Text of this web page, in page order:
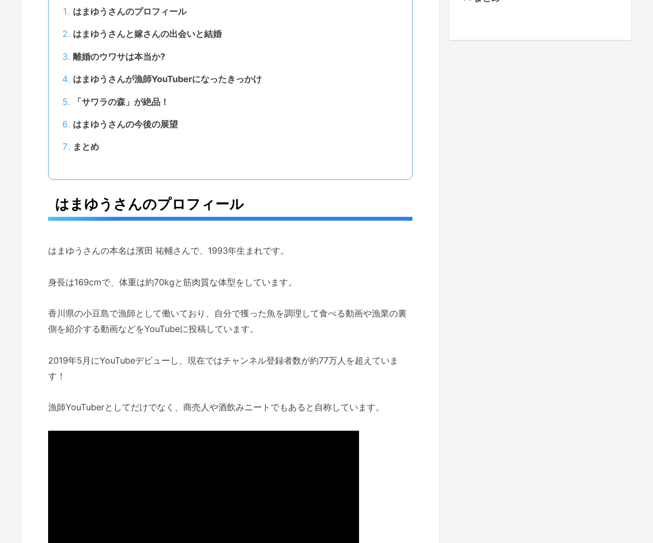
はまゆうさんのプロフィール
はまゆうさんと嫁さんの出会いと結婚
離婚のウワサは本当か?
はまゆうさんが漁師YouTuberになったきっかけ
「サワラの森」が絶品！
はまゆうさんの今後の展望
まとめ
はまゆうさんのプロフィール
はまゆうさんの本名は濱田 祐輔さんで、1993年生まれです。
身長は169cmで、体重は約70kgと筋肉質な体型をしています。
香川県の小豆島で漁師として働いており、自分で獲った魚を調理して食べる動画や漁業の裏
側を紹介する動画などをYouTubeに投稿しています。
2019年5月にYouTubeデビューし、現在ではチャンネル登録者数が約77万人を超えていま
す！
漁師YouTuberとしてだけでなく、商売人や酒飲みニートでもあると自称しています。